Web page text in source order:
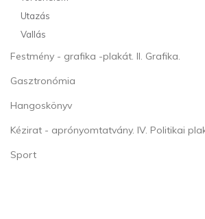
Utazás
Vallás
Festmény - grafika -plakát. II. Grafika.
Gasztronómia
Hangoskönyv
Kézirat - aprónyomtatvány. IV. Politikai
Sport